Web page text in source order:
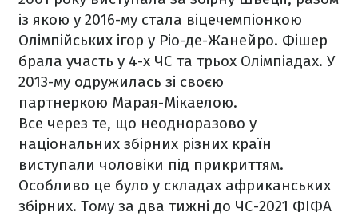
із якою у 2016-му стала віцечемпіонкою
Олімпійських ігор у Ріо-де-Жанейро. Фішер
брала участь у 4-х ЧС та трьох Олімпіадах. У
2013-му одружилась зі своєю
партнеркою Марая-Мікаелою.
Все через те, що неодноразово у
національних збірних різних країн
виступали чоловіки під прикриттям.
Особливо це було у складах африканських
збірних. Тому за два тижні до ЧС-2021 ФІФА